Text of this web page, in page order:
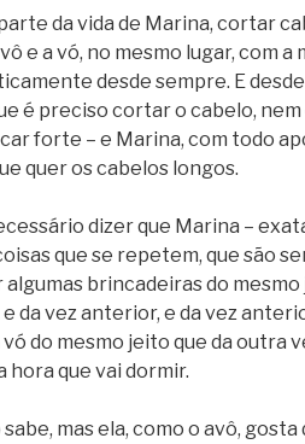
da vida de Marina, cortar
e a vó, no mesmo lugar, com a
desde sempre. E
é preciso cortar o cabelo,
forte – e Marina, com todo
quer os cabelos longos.
dizer que Marina –
que se repetem, que são
brincadeiras do
da vez anterior, e da vez
vó do mesmo jeito que da outra
hora que vai dormir.
mas ela, como o avô,